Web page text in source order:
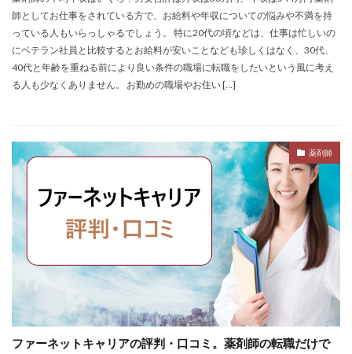
師としてお仕事をされている方で、お給料や年収についての悩みや不満を持
っている人もいらっしゃるでしょう。 特に20代の頃などは、仕事は忙しいの
にベテラン社員と比較するとお給料が安いことなども珍しくはなく、30代、
40代と年齢を重ねる前により良い条件の職場に転職をしたいという風に考え
る人も少なくありません。 お勤めの職場やお住い […]
薬剤師
ファーネットキャリアの評判・口コミ。薬剤師の転職だけで
検査技師人材バンク
医療技術職
退職代行サービス
調理師
資格なし 転職
転職エージェント
退職代行SARABAユニオン
退職代行ニコイチ
評判
違法性
都道府県別
障害者雇用
障害者雇用バンク
離れたい
頭痛がする
語学力
診療放射線技師 比較 相談
求人
理学療法士
登録
監査法人
看護のお仕事
言語聴覚士 看護師
短大